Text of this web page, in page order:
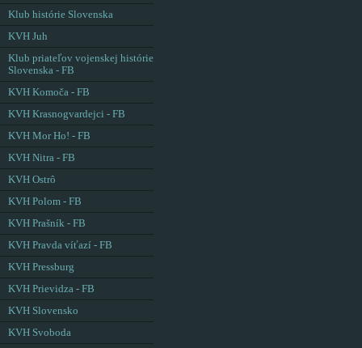
Klub histórie Slovenska
KVH Juh
Klub priateľov vojenskej histórie
Slovenska - FB
KVH Komoča - FB
KVH Krasnogvardejci - FB
KVH Mor Ho! - FB
KVH Nitra - FB
KVH Ostrô
KVH Polom - FB
KVH Prašník - FB
KVH Pravda víťazí - FB
KVH Pressburg
KVH Prievidza - FB
KVH Slovensko
KVH Svoboda